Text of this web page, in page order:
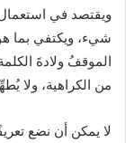
ويقتصد في استعمال
شيء، ويكتفي بما
الموقفُ ولادةَ
من الكراهية، ولا
لا يمكن أن نضع